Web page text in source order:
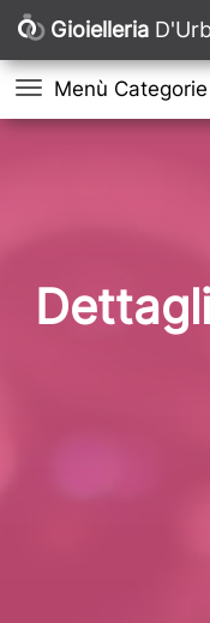
Gioielleria
Menù Categorie